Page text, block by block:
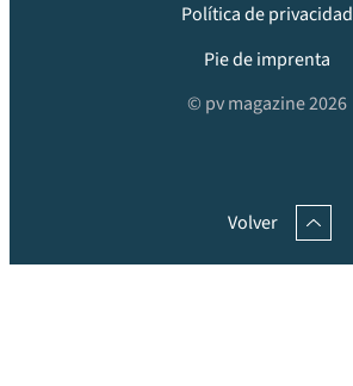
Política de privacidad
Pie de imprenta
© pv magazine 2026
Volver